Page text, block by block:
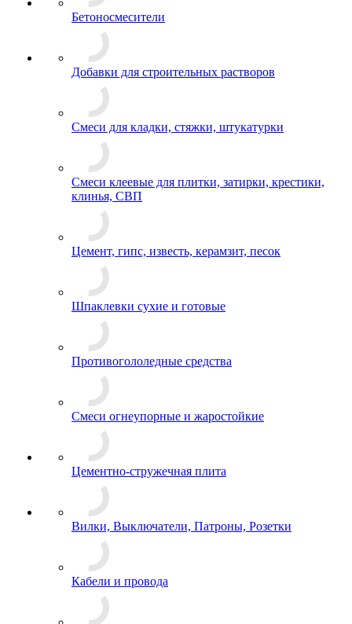
Бетоносмесители
Добавки для строительных растворов
Смеси для кладки, стяжки, штукатурки
Смеси клеевые для плитки, затирки, крестики,
клинья, СВП
Цемент, гипс, известь, керамзит, песок
Шпаклевки сухие и готовые
Противогололедные средства
Смеси огнеупорные и жаростойкие
Цементно-стружечная плита
Вилки, Выключатели, Патроны, Розетки
Кабели и провода